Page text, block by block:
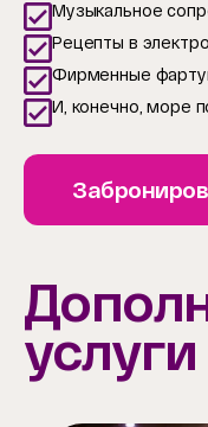
Музыкальное
Рецепты в
Фирменные
И, конечно, море
услуги